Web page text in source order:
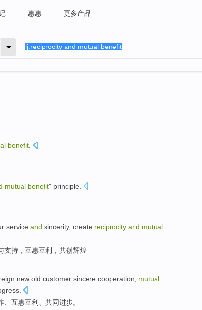
惠惠 更多产品
benefit
mutual benefit" principle
service and sincerity, create reciprocity and mutual
支持 ， 互惠互利 ， 共创辉煌 ！
new old customer sincere cooperation, mutual
.
、 互惠互利 、 共同进步。